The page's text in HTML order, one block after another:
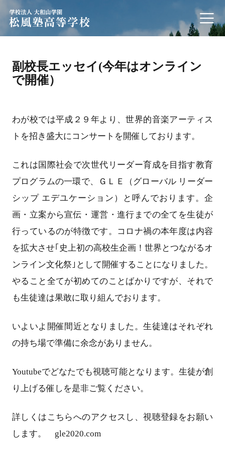
副校長エッセイ(今年はオンライン
で開催）
わが校では平成２９年より、世界的音楽アーティス
トを招き盛大にコンサートを開催しております。
これは国際社会で次世代リーダー育成を目指す教育
プログラムの一環で、ＧＬＥ（グローバル リーダー
シップ エデユケーション）と呼んでおります。企
画・立案から宣伝・運営・進行までの全てを生徒が
行っているのが特徴です。コロナ禍の本年度は内容
を拡大させ｢史上初の高校生企画！世界とつながるオ
ンライン文化祭｣として開催することになりました。
やること全てが初めてのことばかりですが、それで
も生徒達は果敢に取り組んでおります。
いよいよ開催間近となりました。生徒達はそれぞれ
の持ち場で準備に余念がありません。
Youtubeでどなたでも視聴可能となります。生徒が創
り上げる催しを是非ご覧ください。
詳しくはこちらへのアクセスし、視聴登録をお願い
します。 gle2020.com